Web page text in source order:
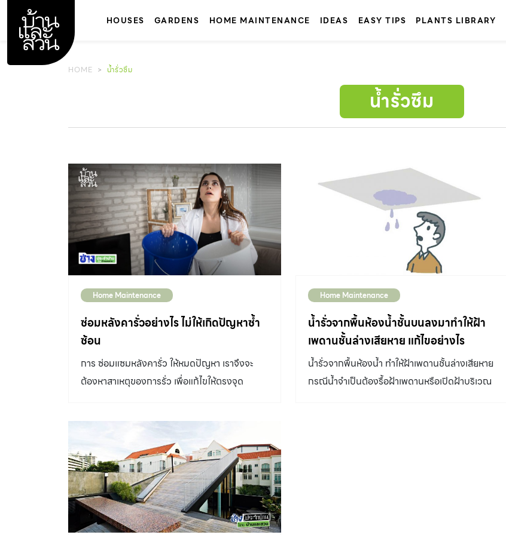
content
HOUSES GARDENS HOME MAINTENANCE IDEAS EASY TIPS PLANTS LIBRARY
HOME น้ำรั่วซึม
น้ำรั่วซึม
Home Maintenance
ซ่อมหลังคารั่วอย่างไร ไม่ให้เกิดปัญหาซ้ำ
ซ้อน
การ ซ่อมแซมหลังคารั่ว ให้หมดปัญหา เราจึงจะ
ต้องหาสาเหตุของการรั่ว เพื่อแก้ไขให้ตรงจุด
Home Maintenance
น้ำรั่วจากพื้นห้องน้ำชั้นบนลงมาทำให้ฝ้า
เพดานชั้นล่างเสียหาย แก้ไขอย่างไร
น้ำรั่วจากพื้นห้องน้ำ ทำให้ฝ้าเพดานชั้นล่างเสียหาย
กรณีน้ำจำเป็นต้องรื้อฝ้าเพดานหรือเปิดฝ้าบริเวณ